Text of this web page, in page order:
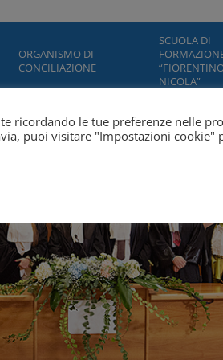
ORGANISMO DI
CONCILIAZIONE
SCUOLA DI
NICOLA”
ricordando le tue preferenze nelle
puoi visitare "Impostazioni cookie"